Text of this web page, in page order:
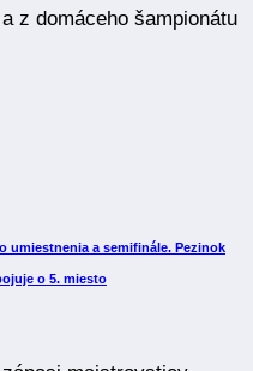
z domáceho šampionátu
umiestnenia a semifinále. Pezinok
o 5. miesto